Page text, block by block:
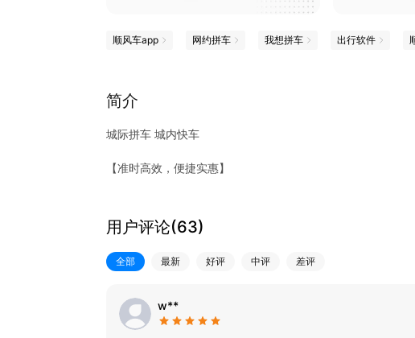
顺风车app 网约拼车 我想拼车 出行软件
简介
城际拼车 城内快车
【准时高效，便捷实惠】
每次出行均可开票，附电子行程单，快捷报销
【车新险全】
线上服务的车辆均为营运新车，且平台为每位乘客均购买百万
【隐私安全】
用户评论(63)
全部 最新 好评 中评 差评
w**